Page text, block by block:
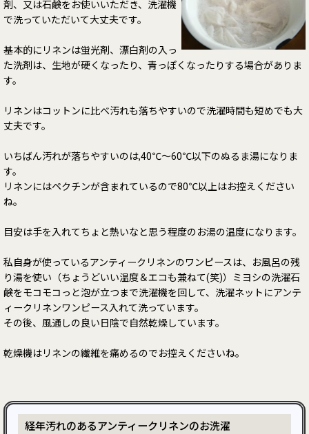
剤、又は石鹸をお使いいただき、洗濯機
で洗っていただいて大丈夫です。
基本的にリネンは蛍光剤、漂白剤の入っ
た洗剤は、生地が硬くなったり、青っぽくなったりする場合がありま
す。
リネンはコットンに比べ汚れも落ちやすいので洗濯時間も短めでも大
丈夫です。
いちばん汚れが落ちやすいのは,40℃～60℃以下のぬるま湯になりま
す。
リネンにはペクチンが含まれているので80℃以上はお控えください
ね。
目安は手を入れてちょと熱いなと思う程度のお湯の温度になります。
私自身が使っているアンティークリネンのワンピースは、お風呂の残
り湯を使い（ちょうどいい温度＆エコも兼ねて(笑)）ミヨシの洗濯石
鹸をモコモコっと泡が立つまで洗濯機を回して、洗濯ネットにアンテ
ィークリネンワンピース入れて洗っています。
その後、風通しの良い日陰で自然乾燥しています。
乾燥機はリネンの繊維を痛めるのでお控えくださいね。
経年汚れのあるアンティークリネンのお洗濯